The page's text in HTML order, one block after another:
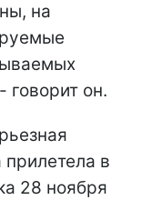
на
он.
прилетела в
28 ноября